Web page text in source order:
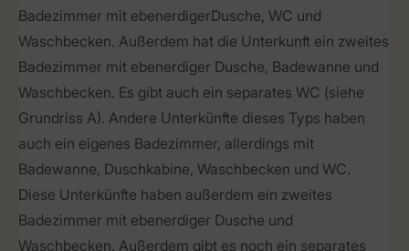
Badezimmer mit ebenerdigerDusche, WC und
Waschbecken. Außerdem hat die Unterkunft ein zweites
Badezimmer mit ebenerdiger Dusche, Badewanne und
Waschbecken. Es gibt auch ein separates WC (siehe
Grundriss A). Andere Unterkünfte dieses Typs haben
auch ein eigenes Badezimmer, allerdings mit
Badewanne, Duschkabine, Waschbecken und WC.
Diese Unterkünfte haben außerdem ein zweites
Badezimmer mit ebenerdiger Dusche und
Waschbecken. Außerdem gibt es noch ein separates